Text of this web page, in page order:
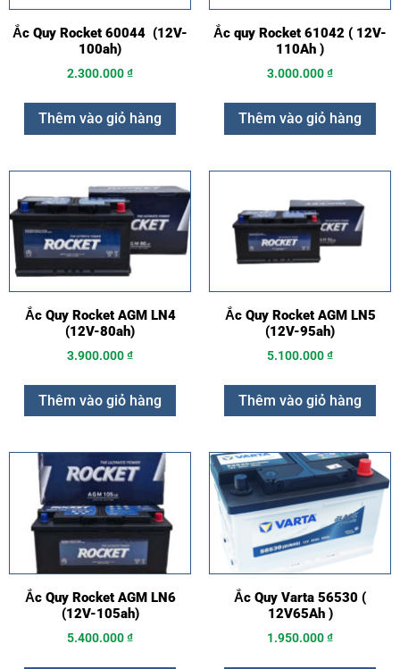
Ắc Quy Rocket 60044 (12V-
100ah)
2.300.000₫
Thêm vào giỏ hàng
Ắc quy Rocket 61042 ( 12V-
110Ah )
3.000.000₫
Thêm vào giỏ hàng
Ắc Quy Rocket AGM LN4
(12V-80ah)
3.900.000₫
Thêm vào giỏ hàng
Ắc Quy Rocket AGM LN5
(12V-95ah)
5.100.000₫
Thêm vào giỏ hàng
Ắc Quy Rocket AGM LN6
(12V-105ah)
5.400.000₫
Ắc Quy Varta 56530 (
12V65Ah )
1.950.000₫